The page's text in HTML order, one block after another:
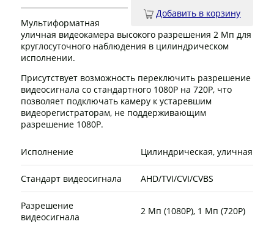
Добавить в корзину
Мультиформатная
уличная видеокамера высокого разрешения 2 Мп для
круглосуточного наблюдения в цилиндрическом
исполнении.
Присутствует возможность переключить разрешение
видеосигнала со стандартного 1080P на 720P, что
позволяет подключать камеру к устаревшим
видеорегистраторам, не поддерживающим
разрешение 1080P.
Исполнение Цилиндрическая, уличная
Стандарт видеосигнала AHD/TVI/CVI/CVBS
Разрешение
видеосигнала
2 Мп (1080P), 1 Мп (720P)